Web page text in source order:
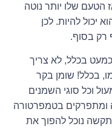
הטעם שלו יותר נוטה
יכול להיות. לכן
רק בסוף.
בכלל, לא צריך
בכלל! שומן בקר
רק בטמפרטורה של מעל 200 מעול וכל סוגי השמנים
ומתפרקים בטמפרטורה
יתקשה נוכל להפוך את